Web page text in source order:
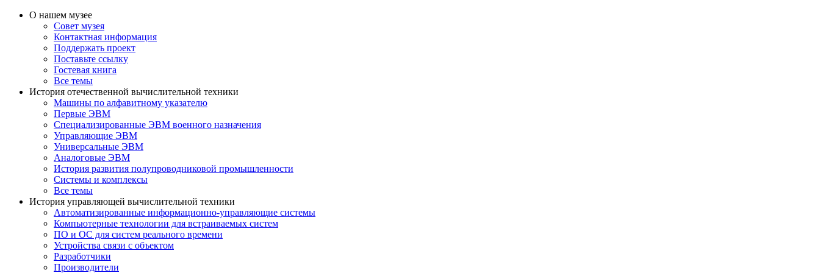
О нашем музее
Совет музея
Контактная информация
Поддержать проект
Поставьте ссылку
Гостевая книга
Все темы
История отечественной вычислительной техники
Машины по алфавитному указателю
Первые ЭВМ
Специализированные ЭВМ военного назначения
Управляющие ЭВМ
Универсальные ЭВМ
Аналоговые ЭВМ
История развития полупроводниковой промышленности
Системы и комплексы
Все темы
История управляющей вычислительной техники
Автоматизированные информационно-управляющие системы
Компьютерные технологии для встраиваемых систем
ПО и ОС для систем реального времени
Устройства связи с объектом
Разработчики
Производители